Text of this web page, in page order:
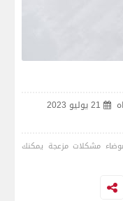
21 يوليو 2023
مشكلات مزعجة يمكنك